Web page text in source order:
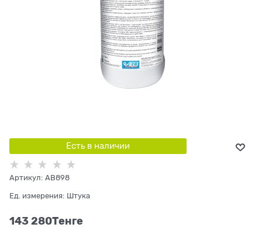
Есть в наличии
Артикул: AB898
Ед. измерения: Штука
143 280Tенге